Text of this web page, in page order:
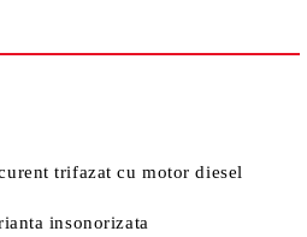
trifazat cu motor diesel
insonorizata